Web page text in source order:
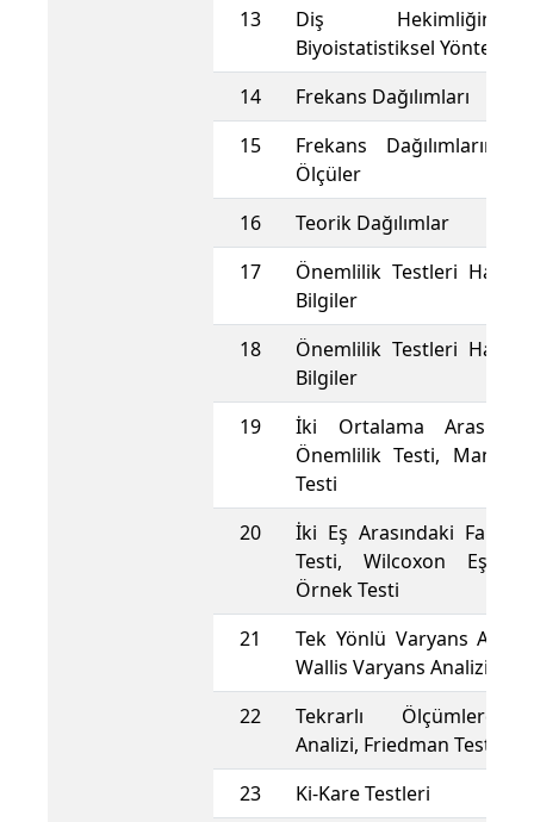
13
Diş
Biyoistatistiksel Yöntemler
14
Frekans Dağılımları
15
Frekans Dağılımlarını
Ölçüler
16
Teorik Dağılımlar
17
Önemlilik Testleri
Bilgiler
18
Önemlilik Testleri
Bilgiler
19
İki Ortalama
Önemlilik Testi, Mann
Testi
20
İki Eş Arasındaki Farkın
Testi, Wilcoxon
Örnek Testi
21
Tek Yönlü Varyans
Wallis Varyans Analizi
22
Tekrarlı Ölçümlerde
Analizi, Friedman Testi
23
Ki-Kare Testleri